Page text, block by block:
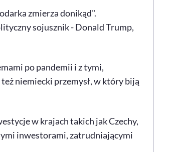
zmierza donikąd".
sojusznik - Donald Trump,
po pandemii i z tymi,
niemiecki przemysł, w który biją
w krajach takich jak Czechy,
inwestorami, zatrudniającymi